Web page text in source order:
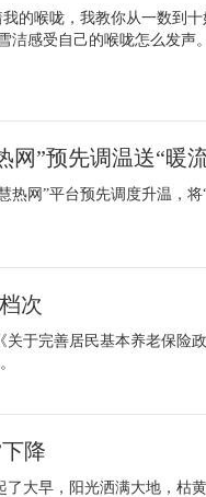
的喉咙，我教你从一数到
洁感受自己的喉咙怎么发声。
网”预先调温送“暖
热网”平台预先调度升温，
次
于完善居民基本养老保险
降
大早，阳光洒满大地，枯